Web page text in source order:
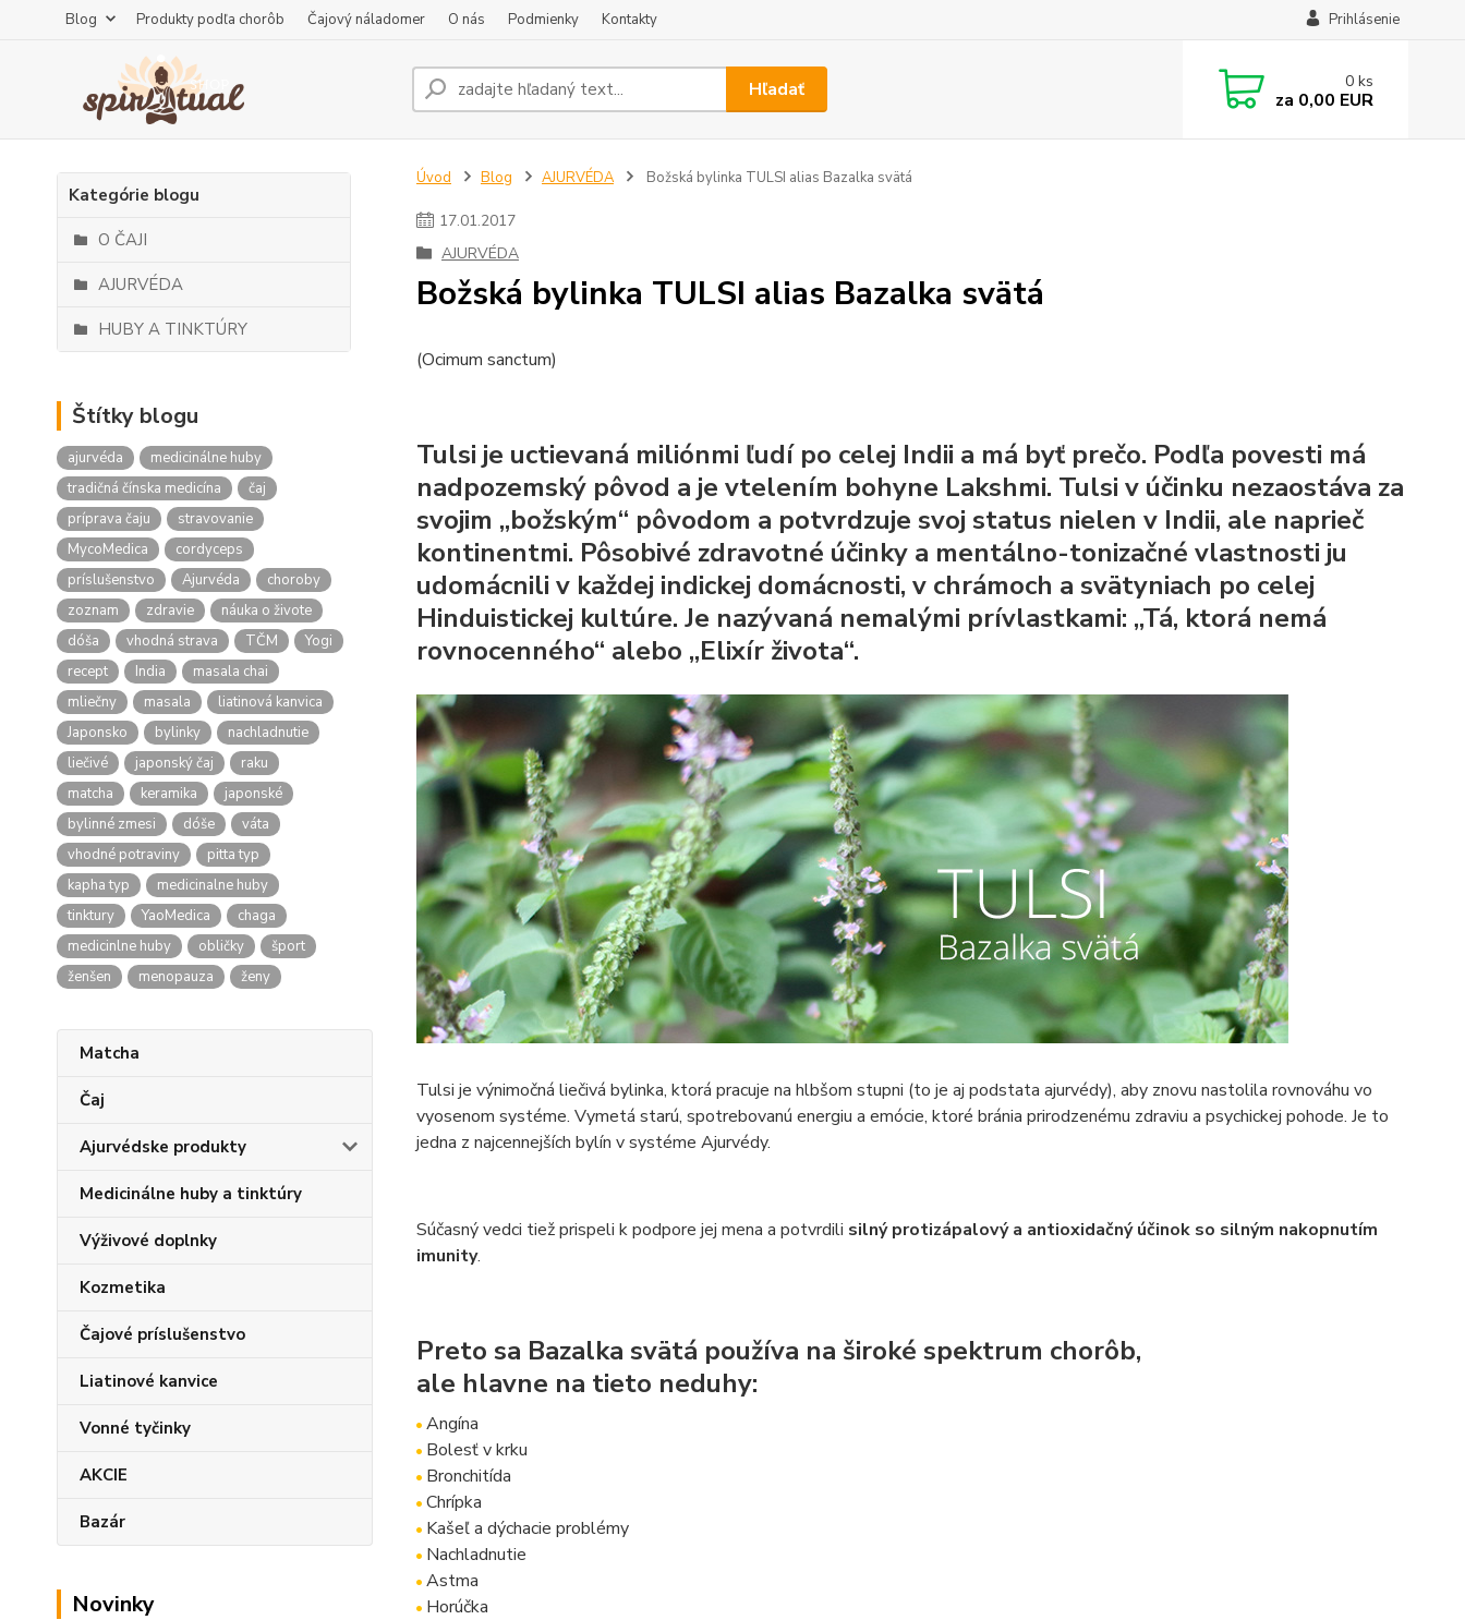
Blog Produkty podľa chorôb Čajový náladomer O nás Podmienky Kontakty Prihlásenie
Hľadať 0 ks
za 0,00 EUR
Kategórie blogu
O ČAJI
AJURVÉDA
HUBY A TINKTÚRY
Štítky blogu
ajurvéda
medicinálne huby
tradičná čínska medicína
čaj
príprava čaju
stravovanie
MycoMedica
cordyceps
príslušenstvo
Ajurvéda
choroby
zoznam
zdravie
náuka o živote
dóša
vhodná strava TČM
Yogi
recept
India
masala chai
mliečny
masala
liatinová kanvica
Japonsko
bylinky
nachladnutie
liečivé
japonský čaj
raku
matcha
keramika
japonské
bylinné zmesi
dóše
váta
vhodné potraviny
pitta typ
kapha typ
medicinalne huby
tinktury
YaoMedica
chaga
medicinlne huby
obličky
šport
ženšen
menopauza ženy
Matcha
Čaj
Ajurvédske produkty
Medicinálne huby a tinktúry
Výživové doplnky
Kozmetika
Čajové príslušenstvo
Liatinové kanvice
Vonné tyčinky
AKCIE
Bazár
Novinky
Úvod Blog AJURVÉDA Božská bylinka TULSI alias Bazalka svätá
17.01.2017
AJURVÉDA
Božská bylinka TULSI alias Bazalka svätá
(Ocimum sanctum)
Tulsi je uctievaná miliónmi ľudí po celej Indii a má byť prečo. Podľa povesti má
nadpozemský pôvod a je vtelením bohyne Lakshmi. Tulsi v účinku nezaostáva za
svojim „božským“ pôvodom a potvrdzuje svoj status nielen v Indii, ale naprieč
kontinentmi. Pôsobivé zdravotné účinky a mentálno-tonizačné vlastnosti ju
udomácnili v každej indickej domácnosti, v chrámoch a svätyniach po celej
Hinduistickej kultúre. Je nazývaná nemalými prívlastkami: „Tá, ktorá nemá
rovnocenného“ alebo „Elixír života“.
Tulsi je výnimočná liečivá bylinka, ktorá pracuje na hlbšom stupni (to je aj podstata ajurvédy), aby znovu nastolila rovnováhu vo
vyosenom systéme. Vymetá starú, spotrebovanú energiu a emócie, ktoré bránia prirodzenému zdraviu a psychickej pohode. Je to
jedna z najcennejších bylín v systéme Ajurvédy.
Súčasný vedci tiež prispeli k podpore jej mena a potvrdili silný protizápalový a antioxidačný účinok so silným nakopnutím
imunity.
Preto sa Bazalka svätá používa na široké spektrum chorôb,
ale hlavne na tieto neduhy:
Angína
Bolesť v krku
Bronchitída
Chrípka
Kašeľ a dýchacie problémy
Nachladnutie
Astma
Horúčka